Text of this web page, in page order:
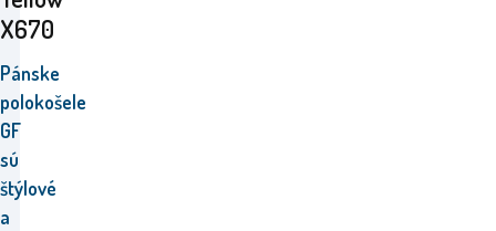
X670
Pánske
polokošele
GF
sú
štýlové
a